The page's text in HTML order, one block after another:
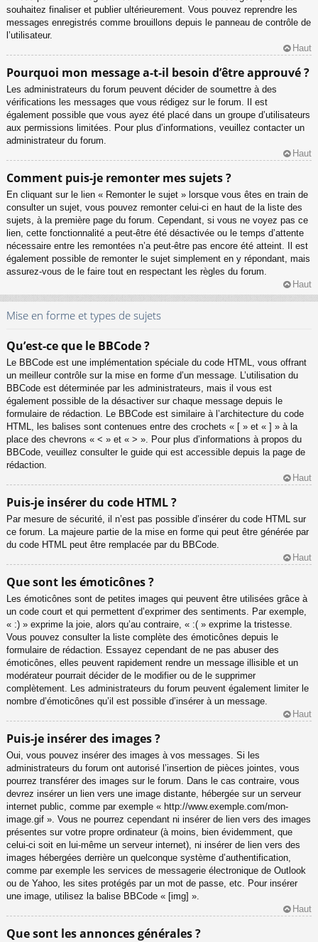
souhaitez finaliser et publier ultérieurement. Vous pouvez reprendre les
messages enregistrés comme brouillons depuis le panneau de contrôle de
l’utilisateur.
Haut
Pourquoi mon message a-t-il besoin d’être approuvé ?
Les administrateurs du forum peuvent décider de soumettre à des
vérifications les messages que vous rédigez sur le forum. Il est
également possible que vous ayez été placé dans un groupe d’utilisateurs
aux permissions limitées. Pour plus d’informations, veuillez contacter un
administrateur du forum.
Haut
Comment puis-je remonter mes sujets ?
En cliquant sur le lien « Remonter le sujet » lorsque vous êtes en train de
consulter un sujet, vous pouvez remonter celui-ci en haut de la liste des
sujets, à la première page du forum. Cependant, si vous ne voyez pas ce
lien, cette fonctionnalité a peut-être été désactivée ou le temps d’attente
nécessaire entre les remontées n’a peut-être pas encore été atteint. Il est
également possible de remonter le sujet simplement en y répondant, mais
assurez-vous de le faire tout en respectant les règles du forum.
Haut
Mise en forme et types de sujets
Qu’est-ce que le BBCode ?
Le BBCode est une implémentation spéciale du code HTML, vous offrant
un meilleur contrôle sur la mise en forme d’un message. L’utilisation du
BBCode est déterminée par les administrateurs, mais il vous est
également possible de la désactiver sur chaque message depuis le
formulaire de rédaction. Le BBCode est similaire à l’architecture du code
HTML, les balises sont contenues entre des crochets « [ » et « ] » à la
place des chevrons « < » et « > ». Pour plus d’informations à propos du
BBCode, veuillez consulter le guide qui est accessible depuis la page de
rédaction.
Haut
Puis-je insérer du code HTML ?
Par mesure de sécurité, il n’est pas possible d’insérer du code HTML sur
ce forum. La majeure partie de la mise en forme qui peut être générée par
du code HTML peut être remplacée par du BBCode.
Haut
Que sont les émoticônes ?
Les émoticônes sont de petites images qui peuvent être utilisées grâce à
un code court et qui permettent d’exprimer des sentiments. Par exemple,
« :) » exprime la joie, alors qu’au contraire, « :( » exprime la tristesse.
Vous pouvez consulter la liste complète des émoticônes depuis le
formulaire de rédaction. Essayez cependant de ne pas abuser des
émoticônes, elles peuvent rapidement rendre un message illisible et un
modérateur pourrait décider de le modifier ou de le supprimer
complètement. Les administrateurs du forum peuvent également limiter le
nombre d’émoticônes qu’il est possible d’insérer à un message.
Haut
Puis-je insérer des images ?
Oui, vous pouvez insérer des images à vos messages. Si les
administrateurs du forum ont autorisé l’insertion de pièces jointes, vous
pourrez transférer des images sur le forum. Dans le cas contraire, vous
devrez insérer un lien vers une image distante, hébergée sur un serveur
internet public, comme par exemple « http://www.exemple.com/mon-
image.gif ». Vous ne pourrez cependant ni insérer de lien vers des images
présentes sur votre propre ordinateur (à moins, bien évidemment, que
celui-ci soit en lui-même un serveur internet), ni insérer de lien vers des
images hébergées derrière un quelconque système d’authentification,
comme par exemple les services de messagerie électronique de Outlook
ou de Yahoo, les sites protégés par un mot de passe, etc. Pour insérer
une image, utilisez la balise BBCode « [img] ».
Haut
Que sont les annonces générales ?